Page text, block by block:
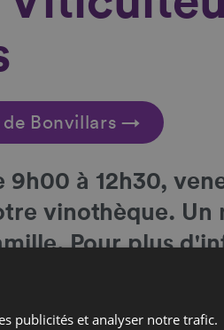
de Bonvillars →
9h00 à 12h30,
vinothèque.
Pour plus
publicités et analyser notre trafic.